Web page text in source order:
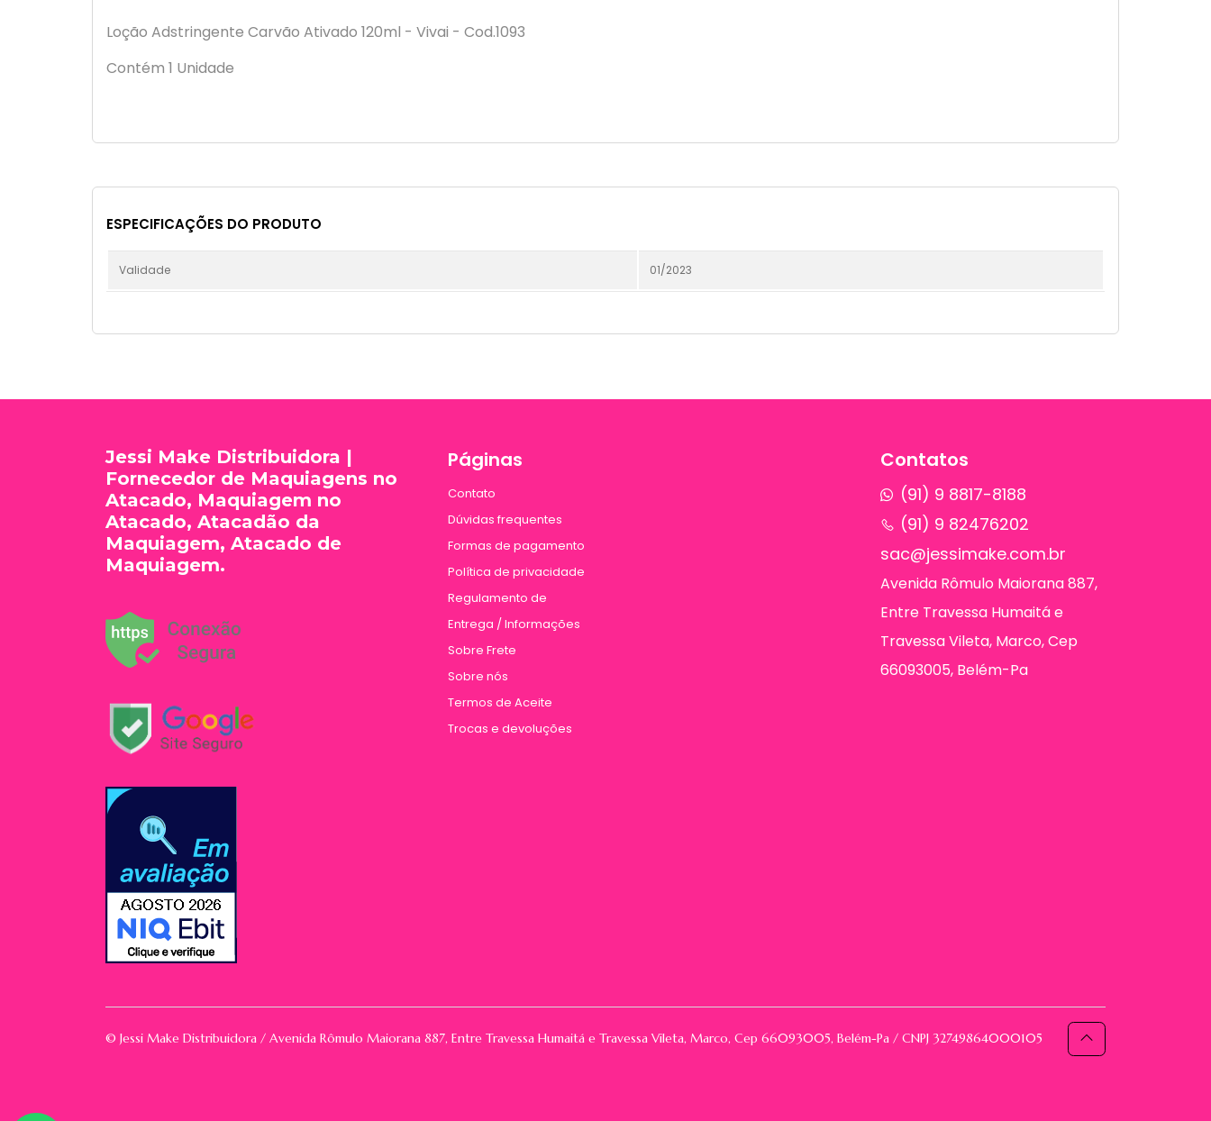
Loção Adstringente Carvão Ativado 120ml - Vivai - Cod.1093
Contém 1 Unidade
ESPECIFICAÇÕES DO PRODUTO
Validade 01/2023
Contatos
(91) 9 8817-8188
(91) 9 82476202
sac@jessimake.com.br
Avenida Rômulo Maiorana 887,
Entre Travessa Humaitá e
Travessa Vileta, Marco, Cep
66093005, Belém-Pa
Páginas
Contato
Dúvidas frequentes
Formas de pagamento
Política de privacidade
Regulamento de
Entrega / Informações
Sobre Frete
Sobre nós
Termos de Aceite
Trocas e devoluções
Jessi Make Distribuidora |
Fornecedor de Maquiagens no
Atacado, Maquiagem no
Atacado, Atacadão da
Maquiagem, Atacado de
Maquiagem.
© Jessi Make Distribuidora / Avenida Rômulo Maiorana 887, Entre Travessa Humaitá e Travessa Vileta, Marco, Cep 66093005, Belém-Pa / CNPJ 32749864000105